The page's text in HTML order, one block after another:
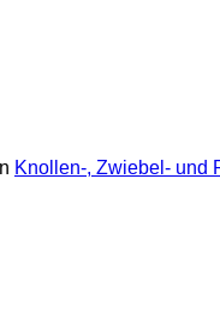
Knollen-, Zwiebel- und